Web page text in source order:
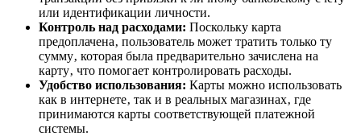
или идентификации личности.
Контроль над расходами: Поскольку карта
предоплачена‚ пользователь может тратить только ту
сумму‚ которая была предварительно зачислена на
карту‚ что помогает контролировать расходы.
Удобство использования: Карты можно использовать
как в интернете‚ так и в реальных магазинах‚ где
принимаются карты соответствующей платежной
системы.